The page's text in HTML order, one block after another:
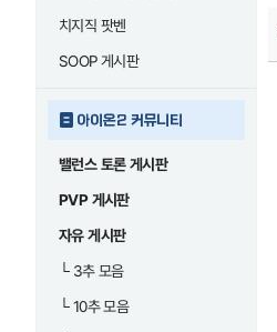
치지직 팟벤
SOOP 게시판
아이온2 커뮤니티
밸런스 토론 게시판
PVP 게시판
자유 게시판
└3추 모음
└10추 모음